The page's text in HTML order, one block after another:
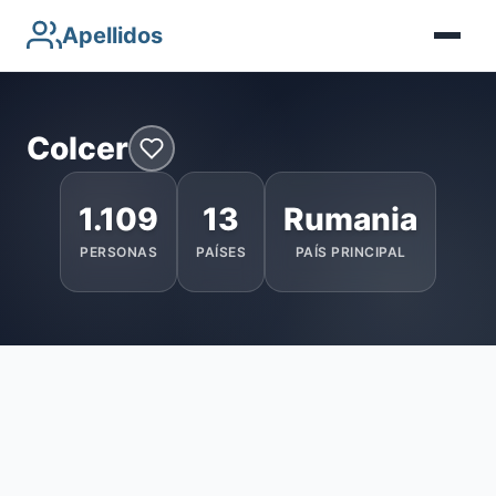
Apellidos
Colcer
1.109
PERSONAS
13
PAÍSES
Rumania
PAÍS PRINCIPAL